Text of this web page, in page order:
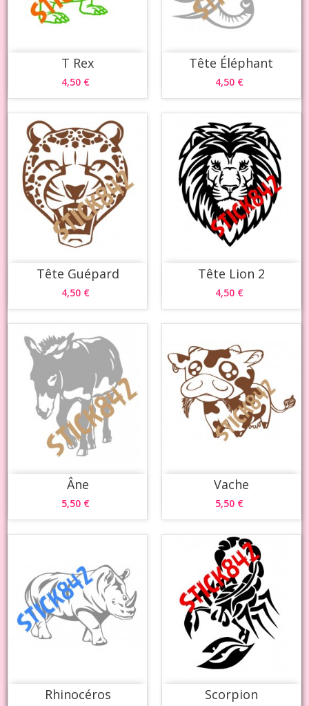
T Rex
4,50 €
Tête Éléphant
4,50 €
Tête Guépard
4,50 €
Tête Lion 2
4,50 €
Âne
5,50 €
Vache
5,50 €
Rhinocéros Scorpion